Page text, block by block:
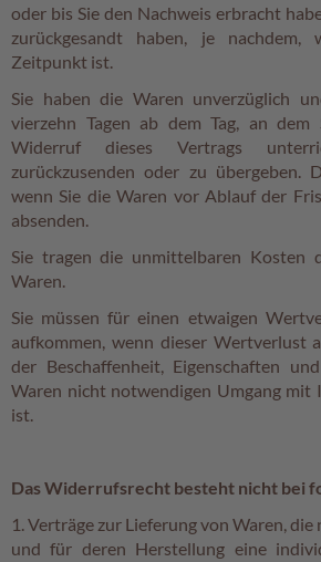
oder bis Sie den Nachweis erbracht
zurückgesandt haben, je nachdem,
Zeitpunkt ist.
Sie haben die Waren unverzüglich
vierzehn Tagen ab dem Tag, an
Widerruf dieses Vertrags
zurückzusenden oder zu übergeben.
wenn Sie die Waren vor Ablauf der
absenden.
Sie tragen die unmittelbaren Kosten
Waren.
Sie müssen für einen etwaigen
aufkommen, wenn dieser Wertverlust
der Beschaffenheit, Eigenschaften
Waren nicht notwendigen Umgang mit
ist.
Das Widerrufsrecht besteht nicht bei
1. Verträge zur Lieferung von Waren,
und für deren Herstellung eine